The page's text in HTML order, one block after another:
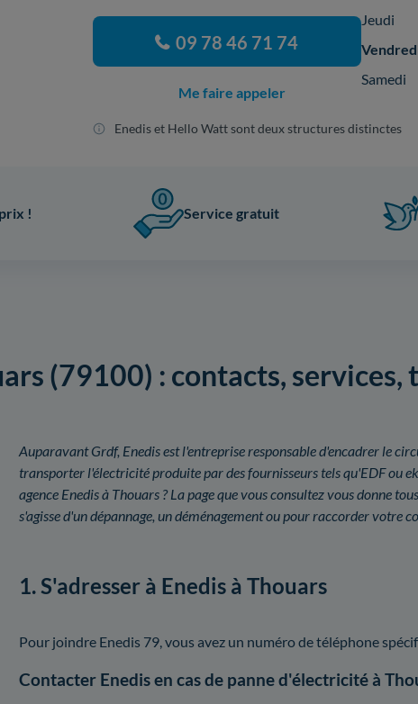
09 78 46 71 74
Me faire appeler
Jeudi
Samedi
Enedis et Hello Watt sont deux structures distinctes
! Service gratuit
(79100) : contacts,
Auparavant Grdf, Enedis est l'entreprise responsable d'encadrer le
transporter l'électricité produite par des fournisseurs tels qu'EDF ou
agence Enedis à Thouars ? La page que vous consultez vous donne
s'agisse d'un dépannage, un déménagement ou pour raccorder votre
1. S'adresser à Enedis à Thouars
Pour joindre Enedis 79, vous avez un numéro de téléphone
Contacter Enedis en cas de panne d'électricité à